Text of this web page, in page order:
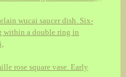
wucai saucer dish. Six-
within a double ring in
rose square vase. Early